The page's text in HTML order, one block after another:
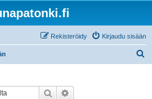
Kirjaudu sisään
Rekisteröidy
Etsi